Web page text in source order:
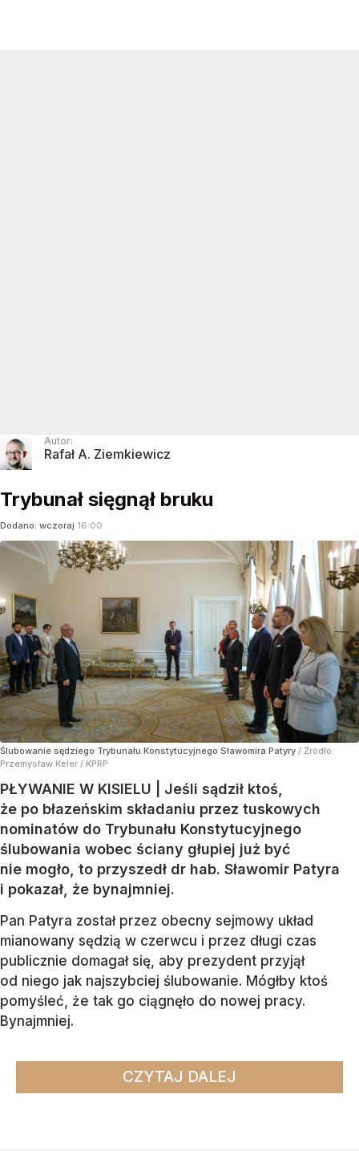
Autor:
Rafał A. Ziemkiewicz
Trybunał sięgnął bruku
Dodano: wczoraj 16:00
Ślubowanie sędziego Trybunału Konstytucyjnego Sławomira Patyry / Źródło:
Przemysław Keler / KPRP
PŁYWANIE W KISIELU | Jeśli sądził ktoś,
że po błazeńskim składaniu przez tuskowych
nominatów do Trybunału Konstytucyjnego
ślubowania wobec ściany głupiej już być
nie mogło, to przyszedł dr hab. Sławomir Patyra
i pokazał, że bynajmniej.
Pan Patyra został przez obecny sejmowy układ
mianowany sędzią w czerwcu i przez długi czas
publicznie domagał się, aby prezydent przyjął
od niego jak najszybciej ślubowanie. Mógłby ktoś
pomyśleć, że tak go ciągnęło do nowej pracy.
Bynajmniej.
CZYTAJ DALEJ